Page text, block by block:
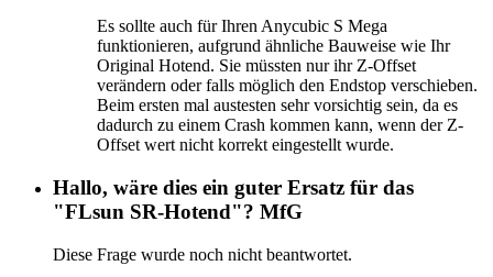
Es sollte auch für Ihren Anycubic S Mega
funktionieren, aufgrund ähnliche Bauweise wie Ihr
Original Hotend. Sie müssten nur ihr Z-Offset
verändern oder falls möglich den Endstop verschieben.
Beim ersten mal austesten sehr vorsichtig sein, da es
dadurch zu einem Crash kommen kann, wenn der Z-
Offset wert nicht korrekt eingestellt wurde.
Hallo, wäre dies ein guter Ersatz für das
"FLsun SR-Hotend"? MfG
Diese Frage wurde noch nicht beantwortet.